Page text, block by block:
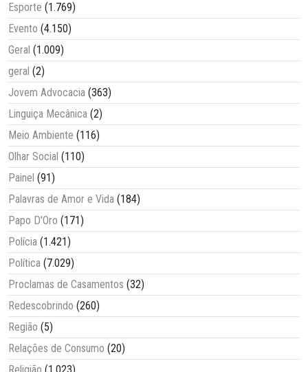
Esporte (1.769)
Evento (4.150)
Geral (1.009)
geral (2)
Jovem Advocacia (363)
Linguiça Mecânica (2)
Meio Ambiente (116)
Olhar Social (110)
Painel (91)
Palavras de Amor e Vida (184)
Papo D'Oro (171)
Polícia (1.421)
Política (7.029)
Proclamas de Casamentos (32)
Redescobrindo (260)
Região (5)
Relações de Consumo (20)